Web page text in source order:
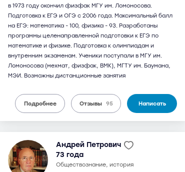
в 1973 году окончил физфак МГУ им. Ломоносова.
Подготовка к ЕГЭ и ОГЭ с 2006 года. Максимальный балл
на ЕГЭ: математика - 100, физика - 93. Разработаны
программы целенаправленной подготовки к ЕГЭ по
математике и физике. Подготовка к олимпиадам и
внутренним экзаменам. Ученики поступали в МГУ им.
Ломоносова (мехмат, физфак, ВМК), МГТУ им. Баумана,
МЭИ. Возможны дистанционные занятия
Подробнее Отзывы 95 Написать
Андрей Петрович
73 года
обществознание, история